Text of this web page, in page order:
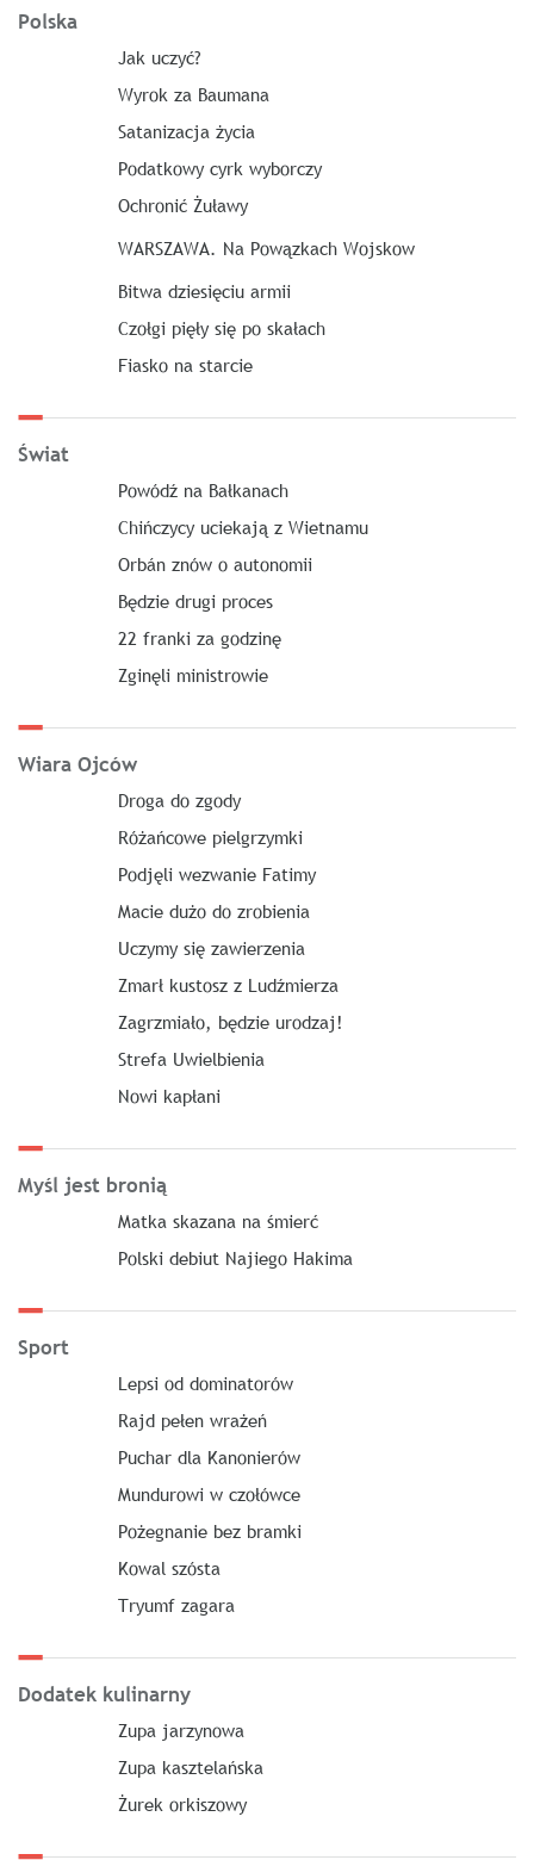
Polska
Jak uczyć?
Wyrok za Baumana
Satanizacja życia
Podatkowy cyrk wyborczy
Ochronić Żuławy
WARSZAWA. Na Powązkach Wojskow
Bitwa dziesięciu armii
Czołgi pięły się po skałach
Fiasko na starcie
Świat
Powódź na Bałkanach
Chińczycy uciekają z Wietnamu
Orbán znów o autonomii
Będzie drugi proces
22 franki za godzinę
Zginęli ministrowie
Wiara Ojców
Droga do zgody
Różańcowe pielgrzymki
Podjęli wezwanie Fatimy
Macie dużo do zrobienia
Uczymy się zawierzenia
Zmarł kustosz z Ludźmierza
Zagrzmiało, będzie urodzaj!
Strefa Uwielbienia
Nowi kapłani
Myśl jest bronią
Matka skazana na śmierć
Polski debiut Najiego Hakima
Sport
Lepsi od dominatorów
Rajd pełen wrażeń
Puchar dla Kanonierów
Mundurowi w czołówce
Pożegnanie bez bramki
Kowal szósta
Tryumf zagara
Dodatek kulinarny
Zupa jarzynowa
Zupa kasztelańska
Żurek orkiszowy